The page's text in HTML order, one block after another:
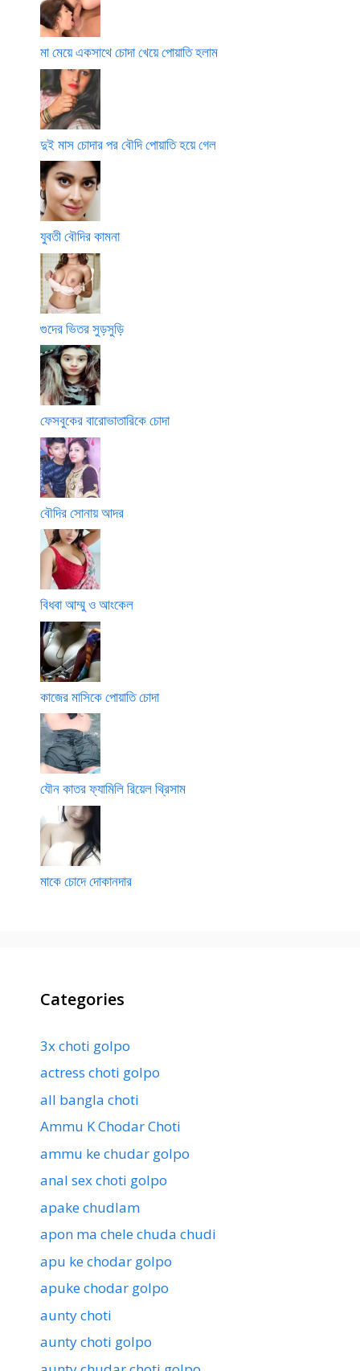
মা মেয়ে একসাথে চোদা খেয়ে পোয়াতি হলাম
দুই মাস চোদার পর বৌদি পোয়াতি হয়ে গেল
যুবতী বৌদির কামনা
গুদের ভিতর সুড়সুড়ি
ফেসবুকের বারোভাতারিকে চোদা
বৌদির সোনায় আদর
বিধবা আম্মু ও আংকেল
কাজের মাসিকে পোয়াতি চোদা
যৌন কাতর ফ্যামিলি রিয়েল থ্রিসাম
মাকে চোদে দোকানদার
Categories
3x choti golpo
actress choti golpo
all bangla choti
Ammu K Chodar Choti
ammu ke chudar golpo
anal sex choti golpo
apake chudlam
apon ma chele chuda chudi
apu ke chodar golpo
apuke chodar golpo
aunty choti
aunty choti golpo